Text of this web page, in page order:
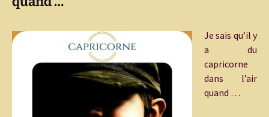
Je sais qu’il y
a du
capricorne
dans l’air
quand …